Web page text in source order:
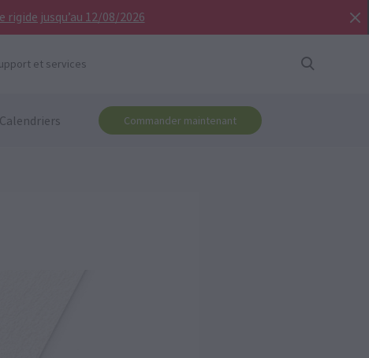
jusqu’au 12/08/2026
et services
Calendriers Commander maintenant